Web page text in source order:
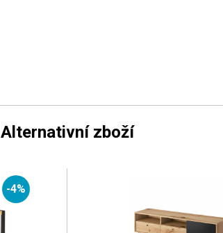
Alternativní zboží
-4%